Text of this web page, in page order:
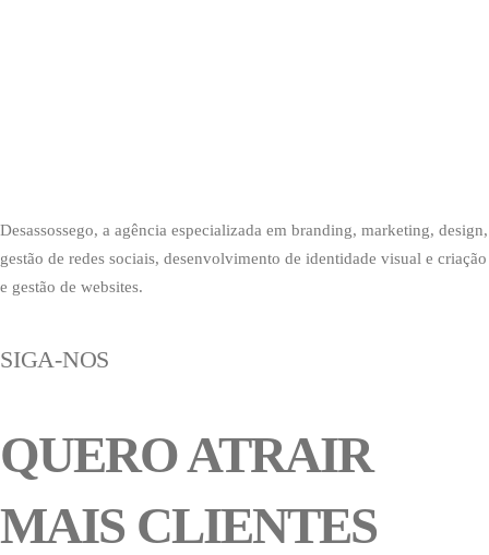
Desassossego, a agência especializada em branding, marketing, design,
gestão de redes sociais, desenvolvimento de identidade visual e criação
e gestão de websites.
SIGA-NOS
QUERO ATRAIR
MAIS CLIENTES